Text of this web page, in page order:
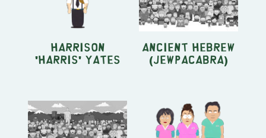
Harrison
'Harris' Yates
Ancient Hebrew
(Jewpacabra)